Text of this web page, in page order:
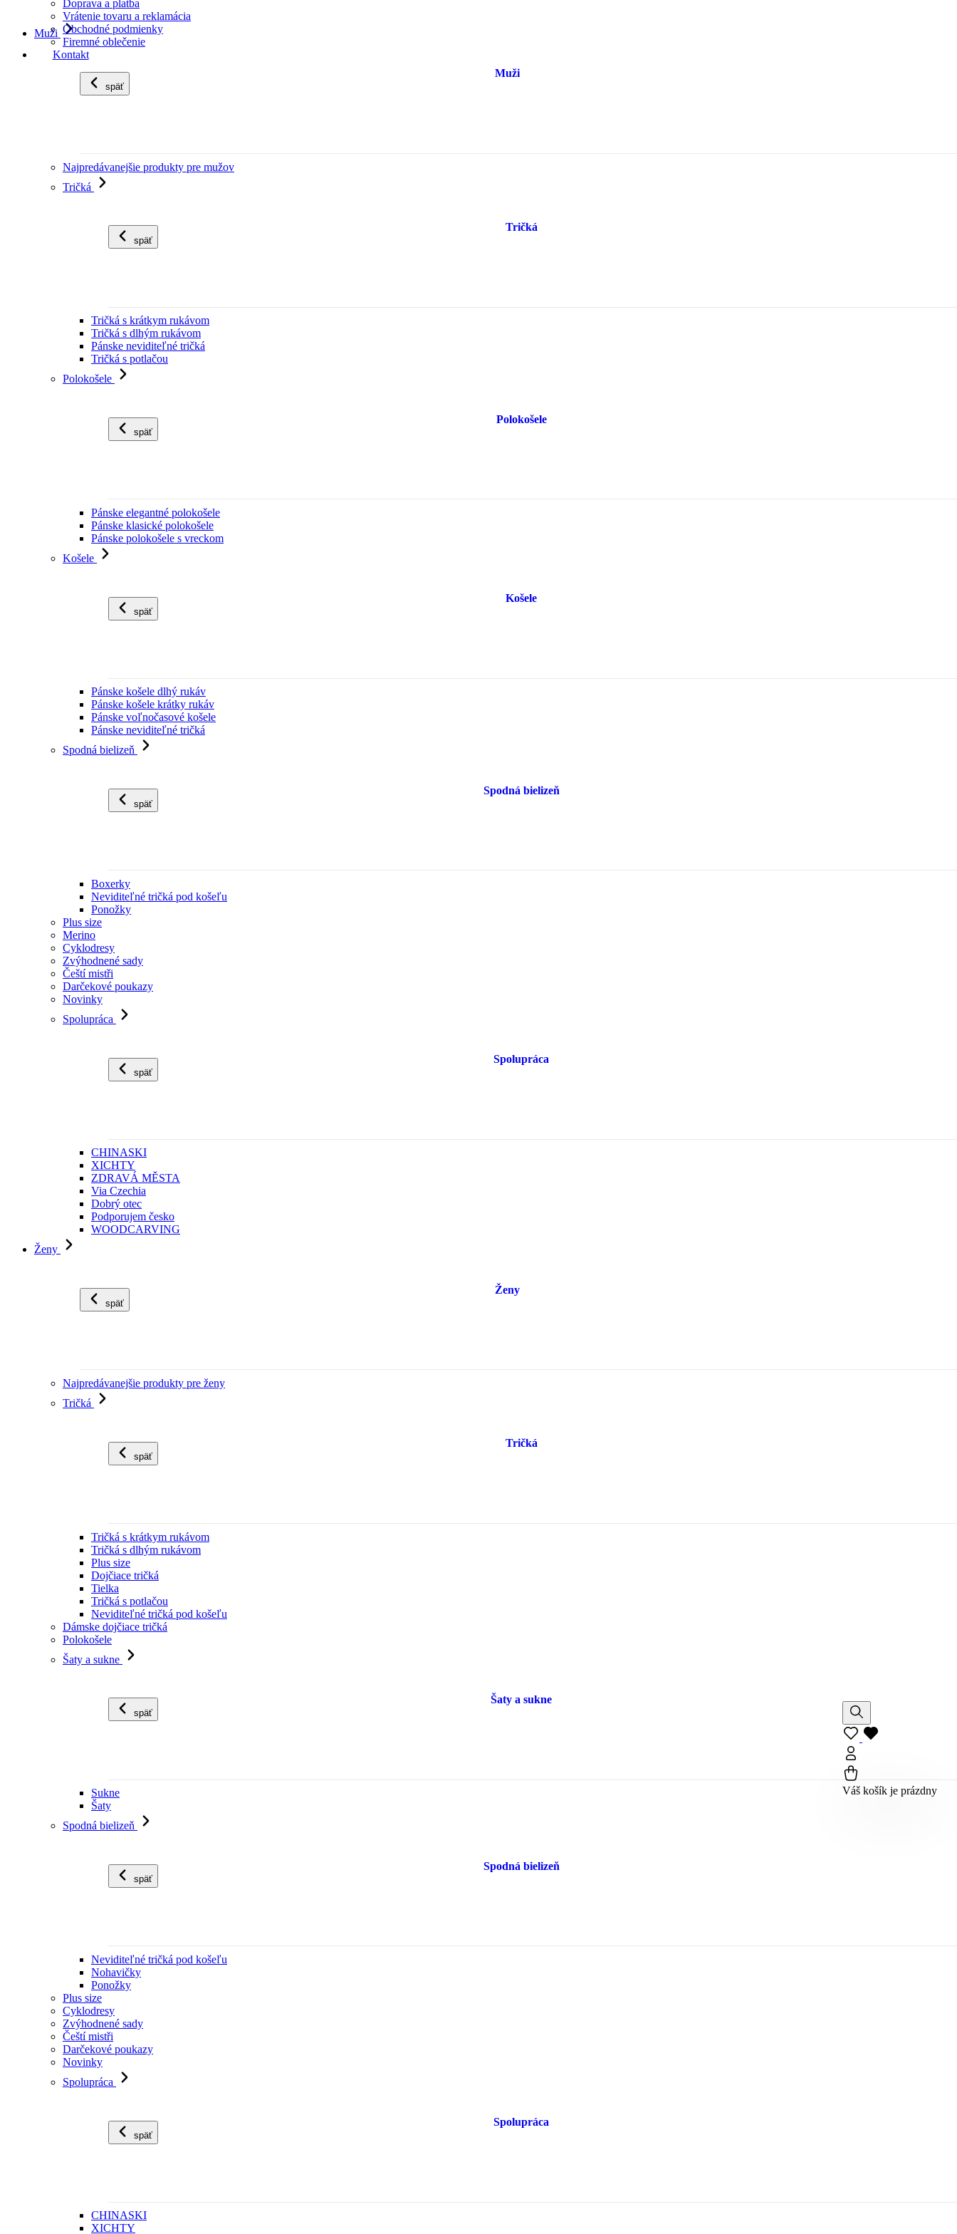
Doprava a platba
Vrátenie tovaru a reklamácia
Obchodné podmienky
Firemné oblečenie
Kontakt
Muži
späť
Muži
Najpredávanejšie produkty pre mužov
Tričká
späť
Tričká
Tričká s krátkym rukávom
Tričká s dlhým rukávom
Pánske neviditeľné tričká
Tričká s potlačou
Polokošele
späť
Polokošele
Pánske elegantné polokošele
Pánske klasické polokošele
Pánske polokošele s vreckom
Košele
späť
Košele
Pánske košele dlhý rukáv
Pánske košele krátky rukáv
Pánske voľnočasové košele
Pánske neviditeľné tričká
Spodná bielizeň
späť
Spodná bielizeň
Boxerky
Neviditeľné tričká pod košeľu
Ponožky
Plus size
Merino
Cyklodresy
Zvýhodnené sady
Čeští mistři
Darčekové poukazy
Novinky
Spolupráca
späť
Spolupráca
CHINASKI
XICHTY
ZDRAVÁ MĚSTA
Via Czechia
Dobrý otec
Podporujem česko
WOODCARVING
Ženy
späť
Ženy
Najpredávanejšie produkty pre ženy
Tričká
späť
Tričká
Tričká s krátkym rukávom
Tričká s dlhým rukávom
Plus size
Dojčiace tričká
Tielka
Tričká s potlačou
Neviditeľné tričká pod košeľu
Dámske dojčiace tričká
Polokošele
Šaty a sukne
späť
Šaty a sukne
Sukne
Šaty
Spodná bielizeň
späť
Spodná bielizeň
Neviditeľné tričká pod košeľu
Nohavičky
Ponožky
Plus size
Cyklodresy
Zvýhodnené sady
Čeští mistři
Darčekové poukazy
Novinky
Spolupráca
späť
Spolupráca
CHINASKI
XICHTY
Váš košík je prázdny